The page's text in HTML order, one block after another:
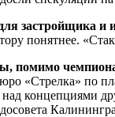
застройщика и
понятнее.
помимо
«Стрелка» по
концепциями